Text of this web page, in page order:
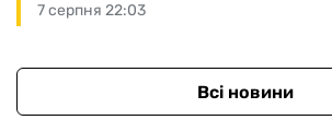
7 серпня 22:03
Всі новини